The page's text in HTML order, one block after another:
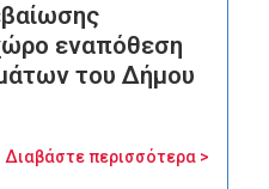
εναπόθεση
του Δήμου
Διαβάστε περισσότερα >